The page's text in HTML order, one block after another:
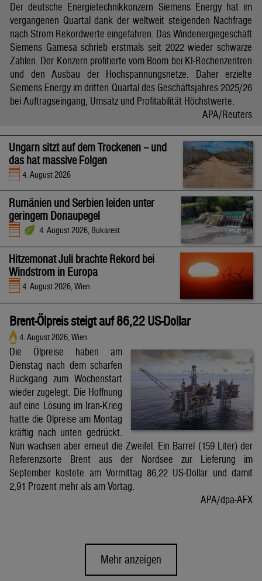
Der deutsche Energietechnikkonzern Siemens Energy hat im
vergangenen Quartal dank der weltweit steigenden Nachfrage
nach Strom Rekordwerte eingefahren. Das Windenergiegeschäft
Siemens Gamesa schrieb erstmals seit 2022 wieder schwarze
Zahlen. Der Konzern profitierte vom Boom bei KI-Rechenzentren
und den Ausbau der Hochspannungsnetze. Daher erzielte
Siemens Energy im dritten Quartal des Geschäftsjahres 2025/26
bei Auftragseingang, Umsatz und Profitabilität Höchstwerte.
APA/Reuters
Ungarn sitzt auf dem Trockenen – und
das hat massive Folgen
4. August 2026
Rumänien und Serbien leiden unter
geringem Donaupegel
4. August 2026, Bukarest
Hitzemonat Juli brachte Rekord bei
Windstrom in Europa
4. August 2026, Wien
Brent-Ölpreis steigt auf 86,22 US-Dollar
4. August 2026, Wien
Die Ölpreise haben am
Dienstag nach dem scharfen
Rückgang zum Wochenstart
wieder zugelegt. Die Hoffnung
auf eine Lösung im Iran-Krieg
hatte die Ölpreise am Montag
kräftig nach unten gedrückt.
Nun wachsen aber erneut die Zweifel. Ein Barrel (159 Liter) der
Referenzsorte Brent aus der Nordsee zur Lieferung im
September kostete am Vormittag 86,22 US-Dollar und damit
2,91 Prozent mehr als am Vortag.
APA/dpa-AFX
Mehr anzeigen